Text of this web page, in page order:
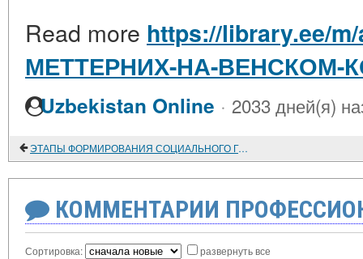
Read more https://library.ee/
МЕТТЕРНИХ-НА-ВЕНСКОМ-
Uzbekistan Online · 2033 дней(я)
ЭТАПЫ ФОРМИРОВАНИЯ СОЦИАЛЬНОГО ГОСУДАРСТВА ФРГ
КОММЕНТАРИИ
Сортировка: развернуть все